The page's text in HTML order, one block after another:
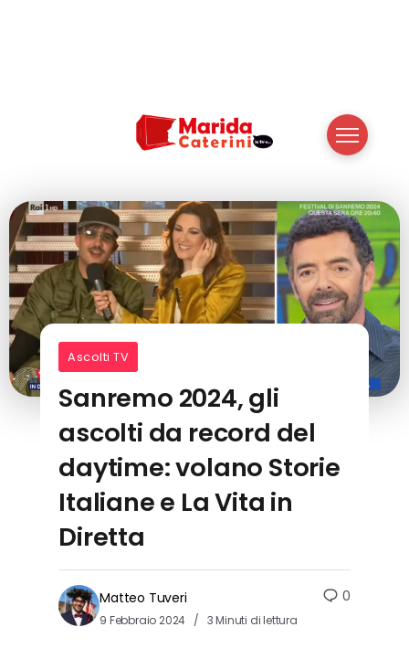
Ascolti TV
Sanremo 2024, gli
ascolti da record del
daytime: volano Storie
Italiane e La Vita in
Diretta
Matteo Tuveri
9 Febbraio 2024 3 Minuti di lettura
0